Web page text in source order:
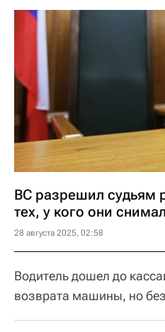
ВС разрешил судьям
тех, у кого они
28 августа 2025, 02:58
Водитель дошел до
возврата машины, но